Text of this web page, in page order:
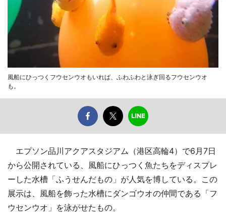
風船にひっつくフウセンウオもいれば、ふわふわと泳ぎ回るフウセンウオ
も。
エプソン品川アクアスタジアム（港区高輪4）で6月7日
から公開されている、風船にひっつく魚たちをディスプレ
ーした水槽「ふうせんだもの」が人気を博している。この
展示は、風船を飾った水槽にダンゴウオの仲間である「フ
ウセンウオ」を泳がせたもの。